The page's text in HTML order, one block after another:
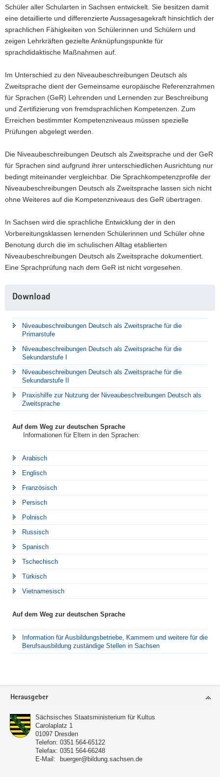
Schüler aller Schularten in Sachsen entwickelt. Sie besitzen damit
eine detaillierte und differenzierte Aussagesagekraft hinsichtlich der
sprachlichen Fähigkeiten von Schülerinnen und Schülern und
zeigen Lehrkräften gezielte Anknüpfungspunkte für
sprachdidaktische Maßnahmen auf.
Im Unterschied zu den Niveaubeschreibungen Deutsch als
Zweitsprache dient der Gemeinsame europäische Referenzrahmen
für Sprachen (GeR) Lehrenden und Lernenden zur Beschreibung
und Zertifizierung von fremdsprachlichen Kompetenzen. Zum
Erreichen bestimmter Kompetenzniveaus müssen spezielle
Prüfungen abgelegt werden.
Die Niveaubeschreibungen Deutsch als Zweitsprache und der GeR
für Sprachen sind aufgrund ihrer unterschiedlichen Ausrichtung nur
bedingt miteinander vergleichbar. Die Sprachkompetenzprofile der
Niveaubeschreibungen Deutsch als Zweitsprache lassen sich nicht
ohne Weiteres auf die Kompetenzniveaus des GeR übertragen.
In Sachsen wird die sprachliche Entwicklung der in den
Vorbereitungsklassen lernenden Schülerinnen und Schüler ohne
Benotung durch die im schulischen Alltag etablierten
Niveaubeschreibungen Deutsch als Zweitsprache dokumentiert.
Eine Sprachprüfung nach dem GeR ist nicht vorgesehen.
Information
Download
Niveaubeschreibungen Deutsch als Zweitsprache für die
Primarstufe
Niveaubeschreibungen Deutsch als Zweitsprache für die
Sekundarstufe I
Niveaubeschreibungen Deutsch als Zweitsprache für die
Sekundarstufe II
Praxishilfe zur Nutzung der Niveaubeschreibungen Deutsch als
Zweitsprache
Auf dem Weg zur deutschen Sprache
Informationen für Eltern in den Sprachen:
Arabisch
Englisch
Französisch
Persisch
Polnisch
Russisch
Spanisch
Tschechisch
Türkisch
Vietnamesisch
Auf dem Weg zur deutschen Sprache
Information für Ausbildungsbetriebe, Kammern und weitere für die
Berufsausbildung zuständige Stellen in Sachsen
Footer-
Herausgeber
Sächsisches Staatsministerium für Kultus
Carolaplatz 1
01097 Dresden
Telefon: 0351 564-65122
Telefax: 0351 564-66248
E-Mail:
buerger@bildung.sachsen.de